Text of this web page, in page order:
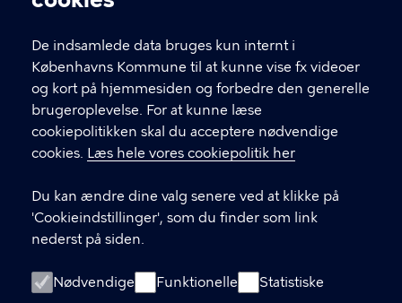
De indsamlede data bruges kun internt i
Københavns Kommune til at kunne vise fx videoer
og kort på hjemmesiden og forbedre den generelle
brugeroplevelse. For at kunne læse
cookiepolitikken skal du acceptere nødvendige
cookies. Læs hele vores cookiepolitik her
Du kan ændre dine valg senere ved at klikke på
'Cookieindstillinger', som du finder som link
nederst på siden.
Nødvendige Funktionelle Statistiske
KBH i job
Jobcenter København
KONTAKT
Kontakt Jobcenter København
Gammel Køge Landevej 43
2500 Valby